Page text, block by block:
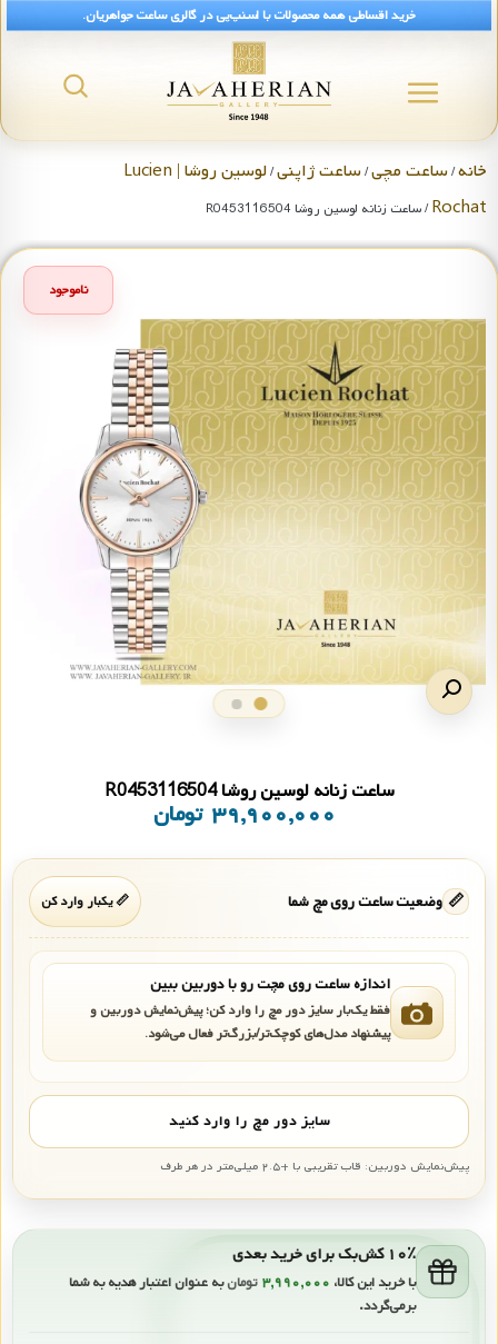
خرید اقساطی همه محصولات با اسنپ‌پی در گالری ساعت جواهریان.
خانه/ساعت مچی/ساعت ژاپنی/
لوسین روشا | Lucien
Rochat/ ساعت زنانه لوسین روشا R0453116504
ناموجود
ساعت زنانه لوسین روشا R0453116504
۳۹,۹۰۰,۰۰۰ تومان
📏 وضعیت ساعت روی مچ شما 📏 یکبار وارد کن
اندازه ساعت روی مچت رو با دوربین ببین
فقط یک‌بار سایز دور مچ را وارد کن؛ پیش‌نمایش دوربین و
پیشنهاد مدل‌های کوچک‌تر/بزرگ‌تر فعال می‌شود.
سایز دور مچ را وارد کنید
پیش‌نمایش دوربین: قاب تقریبی با +۲.۵ میلی‌متر در هر طرف
۱۰٪ کش‌بک برای خرید بعدی
با خرید این کالا، ۳,۹۹۰,۰۰۰ تومانبه عنوان اعتبار هدیه به شما
برمی‌گردد.